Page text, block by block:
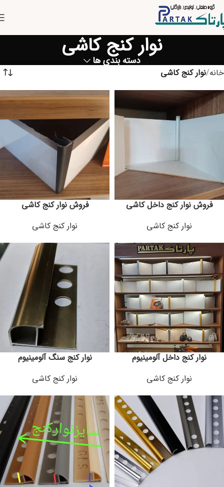
نوار کنج کاشی
دسته بندی ها
خانه نوار کنج کاشی
فروش نوار کنج داخل کاشی
نوار کنج کاشی
فروش نوار کنج کاشی
نوار کنج کاشی
نوار کنج داخل آلومینیوم
نوار کنج کاشی
نوار کنج سنگ آلومینیوم
نوار کنج کاشی